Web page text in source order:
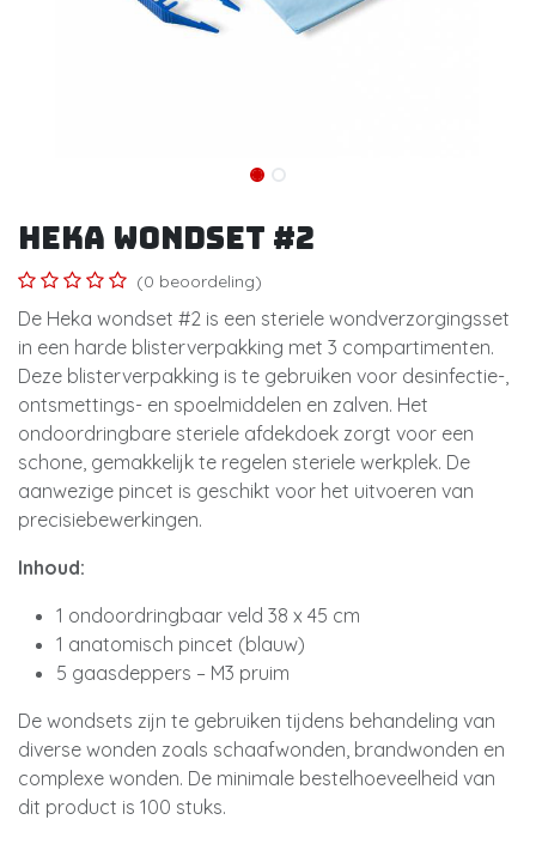
HEKA WONDSET #2
(0 beoordeling)
De Heka wondset #2 is een steriele wondverzorgingsset
in een harde blisterverpakking met 3 compartimenten.
Deze blisterverpakking is te gebruiken voor desinfectie-,
ontsmettings- en spoelmiddelen en zalven. Het
ondoordringbare steriele afdekdoek zorgt voor een
schone, gemakkelijk te regelen steriele werkplek. De
aanwezige pincet is geschikt voor het uitvoeren van
precisiebewerkingen.
Inhoud:
1 ondoordringbaar veld 38 x 45 cm
1 anatomisch pincet (blauw)
5 gaasdeppers – M3 pruim
De wondsets zijn te gebruiken tijdens behandeling van
diverse wonden zoals schaafwonden, brandwonden en
complexe wonden. De minimale bestelhoeveelheid van
dit product is 100 stuks.